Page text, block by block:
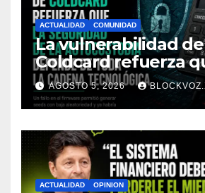
ACTUALIDAD COMUNIDAD
La vulnerabilidad de
Coldcard refuerza
seguridad de la
depende de toda la
tecnológica, afirma
Research
AGOSTO 5, 2026
ACTUALIDAD OPINION